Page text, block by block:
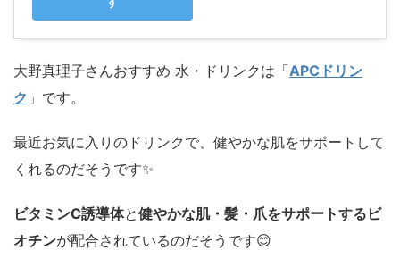
大野真理子さんおすすめ 水・ドリンクは「APCドリン
ク 」です。
最近お気に入りのドリンクで、健やかな肌をサポートして
くれるのだそうです✨️
ビタミンC誘導体と健やかな肌・髪・爪をサポートするビ
オチンが配合されているのだそうです😊